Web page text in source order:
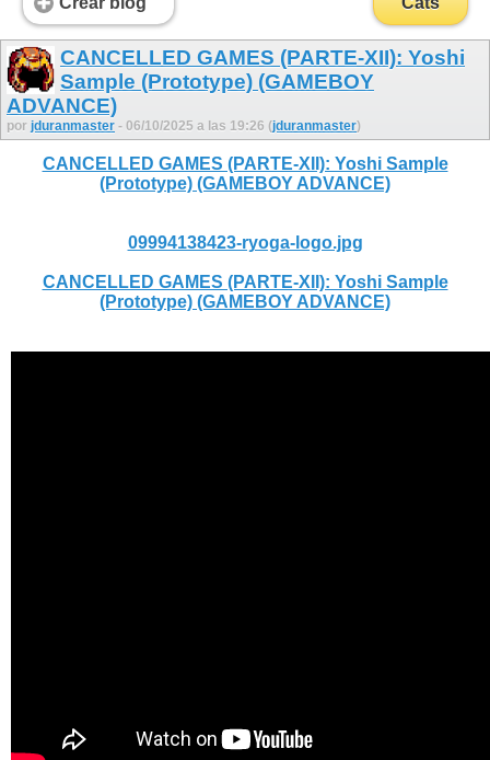
CANCELLED GAMES (PARTE-XII): Yoshi
Sample (Prototype) (GAMEBOY
ADVANCE)
por jduranmaster - 06/10/2025 a las 19:26 (jduranmaster)
CANCELLED GAMES (PARTE-XII): Yoshi Sample
(Prototype) (GAMEBOY ADVANCE)
09994138423-ryoga-logo.jpg
CANCELLED GAMES (PARTE-XII): Yoshi Sample
(Prototype) (GAMEBOY ADVANCE)